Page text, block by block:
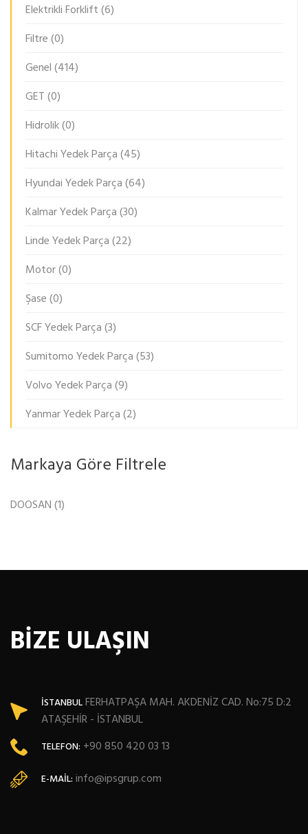
Elektrikli Forklift(6)
Filtre(0)
Genel(414)
GET(0)
Hidrolik(0)
Hitachi Yedek Parça(45)
Hyundai Yedek Parça(64)
Kalmar Yedek Parça(30)
Linde Yedek Parça(22)
Motor(0)
Şase(0)
SCF Yedek Parça(3)
Sumitomo Yedek Parça(53)
Volvo Yedek Parça(9)
Yanmar Yedek Parça(2)
Markaya Göre Filtrele
DOOSAN(1)
BİZE ULAŞIN
İSTANBULFERHATPAŞA MAH. AKDENİZ CAD. No:75 D:2
ATAŞEHİR - İSTANBUL
TELEFON: +90 850 420 03 13
E-MAIL: info@ipsgrup.com